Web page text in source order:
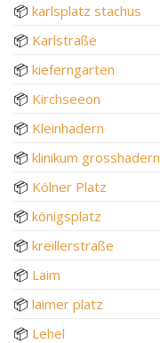
📦 karlsplatz stachus
📦 Karlstraße
📦 kieferngarten
📦 Kirchseeon
📦 Kleinhadern
📦 klinikum grosshadern
📦 Kölner Platz
📦 königsplatz
📦 kreillerstraße
📦 Laim
📦 laimer platz
📦 Lehel